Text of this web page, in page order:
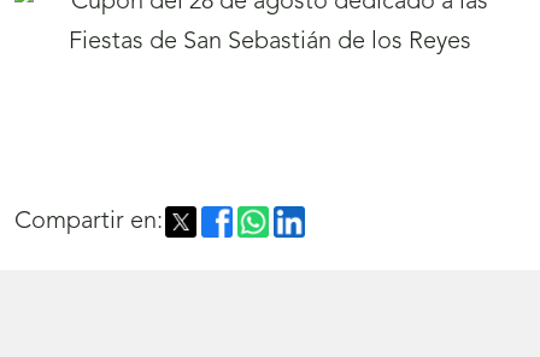
Compartir en: